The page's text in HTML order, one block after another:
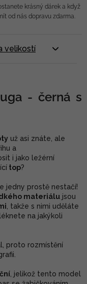
krásný dárek a když
od nás dopravu zdarma.
velikostí
- černá s
už asi znáte, ale
a
i jako ležérní
top?
jedny prostě nestačí!
materiálu jsou
, takže s nimi uděláte
na jakýkoli
proto rozmístění
, jelikož tento model